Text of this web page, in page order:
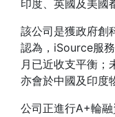
印度、英國及美國
該公司是獲政府創
認為，iSource服
月已近收支平衡；
亦會於中國及印度
公司正進行A+輪